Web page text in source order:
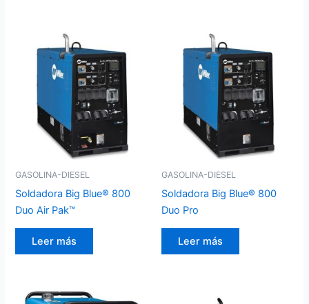
GASOLINA-DIESEL
Soldadora Big Blue® 800
Duo Air Pak™
Leer más
GASOLINA-DIESEL
Soldadora Big Blue® 800
Duo Pro
Leer más